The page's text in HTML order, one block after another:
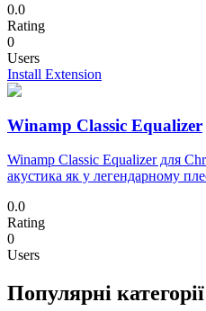
0.0
Rating
0
Users
Install Extension
Winamp Classic Equalizer
Winamp Classic Equalizer для
акустика як у легендарному
0.0
Rating
0
Users
Популярні